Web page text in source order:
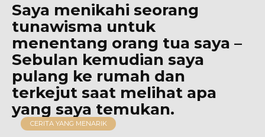
Saya menikahi seorang
tunawisma untuk
menentang orang tua saya –
Sebulan kemudian saya
pulang ke rumah dan
terkejut saat melihat apa
yang saya temukan.
CERITA YANG MENARIK